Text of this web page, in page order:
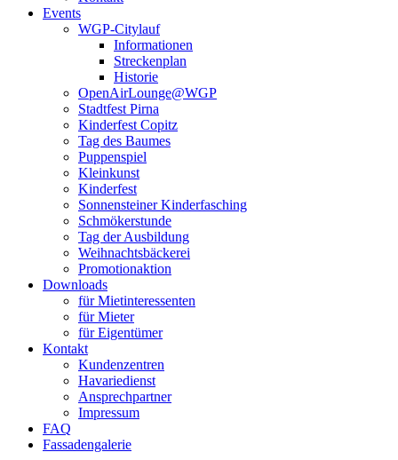
Events
WGP-Citylauf
Informationen
Streckenplan
Historie
OpenAirLounge@WGP
Stadtfest Pirna
Kinderfest Copitz
Tag des Baumes
Puppenspiel
Kleinkunst
Kinderfest
Sonnensteiner Kinderfasching
Schmökerstunde
Tag der Ausbildung
Weihnachtsbäckerei
Promotionaktion
Downloads
für Mietinteressenten
für Mieter
für Eigentümer
Kontakt
Kundenzentren
Havariedienst
Ansprechpartner
Impressum
FAQ
Fassadengalerie